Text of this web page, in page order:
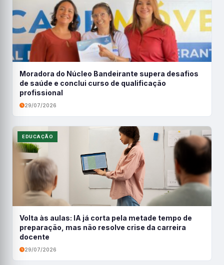
Moradora do Núcleo Bandeirante supera desafios
de saúde e conclui curso de qualificação
profissional
29/07/2026
EDUCAÇÃO
Volta às aulas: IA já corta pela metade tempo de
preparação, mas não resolve crise da carreira
docente
29/07/2026